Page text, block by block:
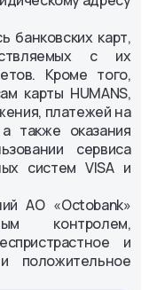
банковских карт,
с их
Кроме того,
карты HUMANS,
платежей на
также оказания
сервиса
систем VISA и
АО «Octobank»
контролем,
и
положительное